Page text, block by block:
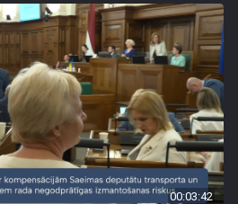
00:03:42